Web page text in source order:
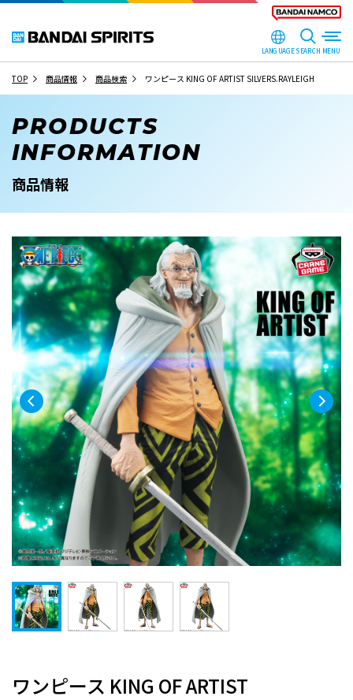
LANGUAGESEARCH
TOP 商品情報 商品検索 ワンピース KING OF ARTIST SILVERS.RAYLEIGH
PRODUCTS
INFORMATION
商品情報
ワンピース KING OF ARTIST